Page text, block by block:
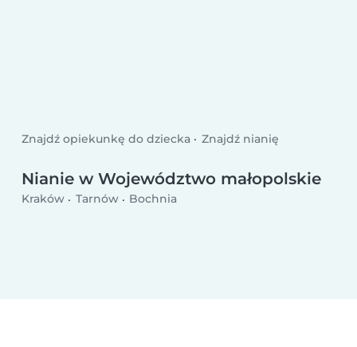
Znajdź opiekunkę do dziecka Znajdź nianię
Nianie w Województwo małopolskie
Kraków Tarnów Bochnia